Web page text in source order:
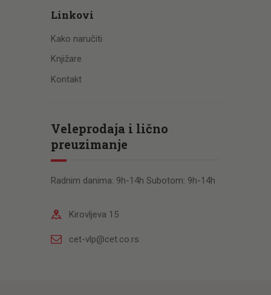
Linkovi
Kako naručiti
Knjižare
Kontakt
Veleprodaja i lično
preuzimanje
Radnim danima: 9h-14h Subotom: 9h-14h
Kirovljeva 15
cet-vlp@cet.co.rs